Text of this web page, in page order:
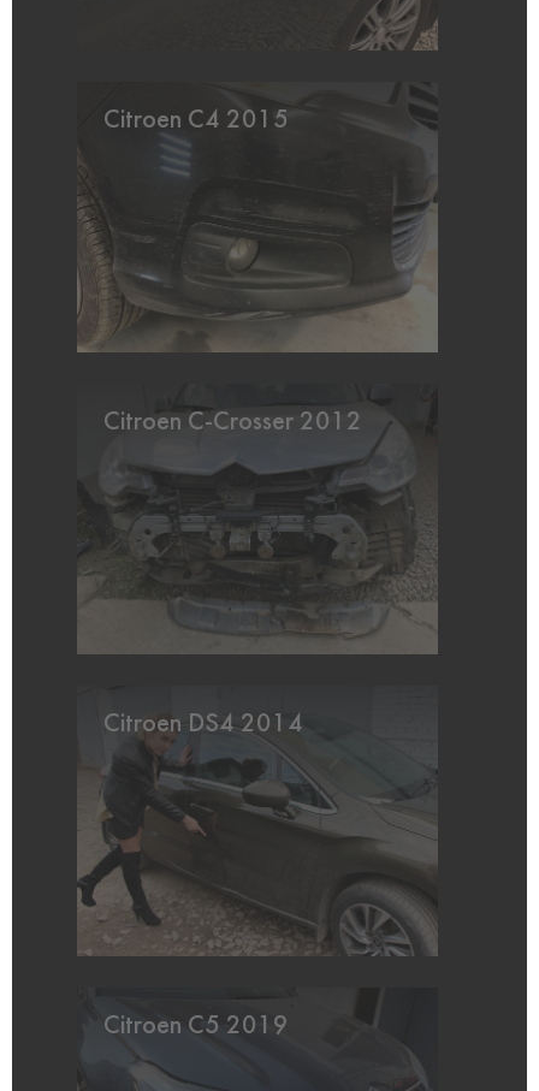
Citroen C4 2015
Citroen C-Crosser 2012
Citroen DS4 2014
Citroen C5 2019